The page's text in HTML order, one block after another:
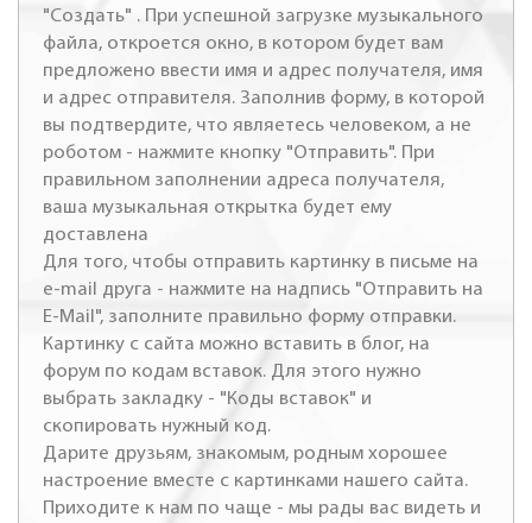
"Создать" . При успешной загрузке музыкального
файла, откроется окно, в котором будет вам
предложено ввести имя и адрес получателя, имя
и адрес отправителя. Заполнив форму, в которой
вы подтвердите, что являетесь человеком, а не
роботом - нажмите кнопку "Отправить". При
правильном заполнении адреса получателя,
ваша музыкальная открытка будет ему
доставлена
Для того, чтобы отправить картинку в письме на
e-mail друга - нажмите на надпись "Отправить на
E-Mail", заполните правильно форму отправки.
Картинку с сайта можно вставить в блог, на
форум по кодам вставок. Для этого нужно
выбрать закладку - "Коды вставок" и
скопировать нужный код.
Дарите друзьям, знакомым, родным хорошее
настроение вместе с картинками нашего сайта.
Приходите к нам по чаще - мы рады вас видеть и